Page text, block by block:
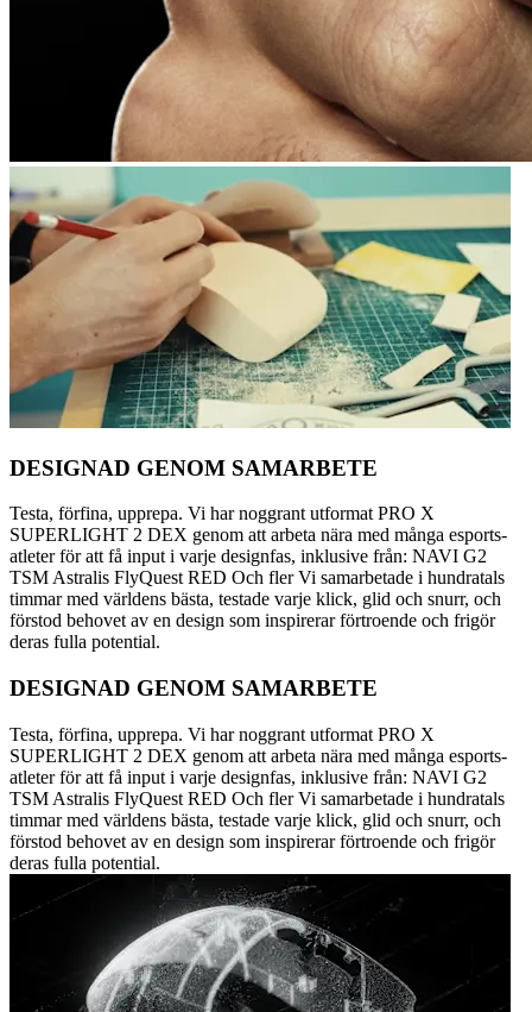
DESIGNAD GENOM SAMARBETE
Testa, förfina, upprepa. Vi har noggrant utformat PRO X
SUPERLIGHT 2 DEX genom att arbeta nära med många esports-
atleter för att få input i varje designfas, inklusive från: NAVI G2
TSM Astralis FlyQuest RED Och fler Vi samarbetade i hundratals
timmar med världens bästa, testade varje klick, glid och snurr, och
förstod behovet av en design som inspirerar förtroende och frigör
deras fulla potential.
DESIGNAD GENOM SAMARBETE
Testa, förfina, upprepa. Vi har noggrant utformat PRO X
SUPERLIGHT 2 DEX genom att arbeta nära med många esports-
atleter för att få input i varje designfas, inklusive från: NAVI G2
TSM Astralis FlyQuest RED Och fler Vi samarbetade i hundratals
timmar med världens bästa, testade varje klick, glid och snurr, och
förstod behovet av en design som inspirerar förtroende och frigör
deras fulla potential.